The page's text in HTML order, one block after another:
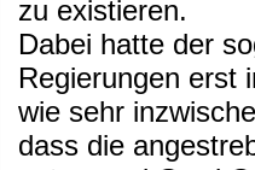
zu existieren.
Dabei hatte der
Regierungen erst
wie sehr
dass die